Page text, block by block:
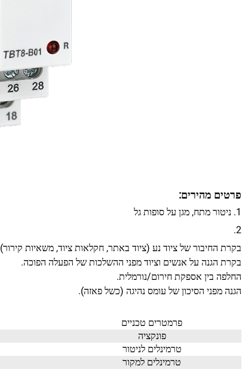
פרטים מהירים:
1. ניטור מתח, מגן על סופות גל
2.
בקרת החיבור של ציוד נע (ציוד באתר, חקלאות ציוד, משאיות קירור)
בקרת הגנה על אנשים וציוד מפני ההשלכות של הפעלה הפוכה.
החלפה בין אספקת חירום/נורמלית.
הגנה מפני הסיכון של עומס נהיגה (כשל פאזה).
פרמטרים טכניים
פונקציה
טרמינלים לניטור
טרמינלים למקור